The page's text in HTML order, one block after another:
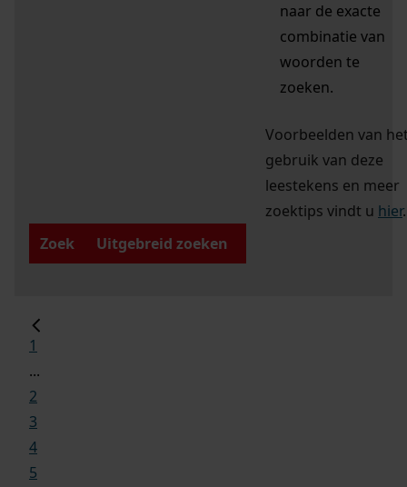
naar de exacte
combinatie van
woorden te
zoeken.
Voorbeelden van
gebruik van deze
leestekens en meer
zoektips vindt u hier.
Zoek
Uitgebreid zoeken
1
...
2
3
4
5